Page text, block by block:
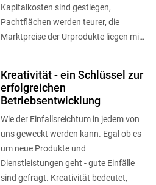
Kapitalkosten sind gestiegen,
Pachtflächen werden teurer, die
Marktpreise der Urprodukte liegen mit
Kreativität - ein Schlüssel zur
erfolgreichen
Betriebsentwicklung
Wie der Einfallsreichtum in jedem von
uns geweckt werden kann. Egal ob es
um neue Produkte und
Dienstleistungen geht - gute Einfälle
sind gefragt. Kreativität bedeutet,